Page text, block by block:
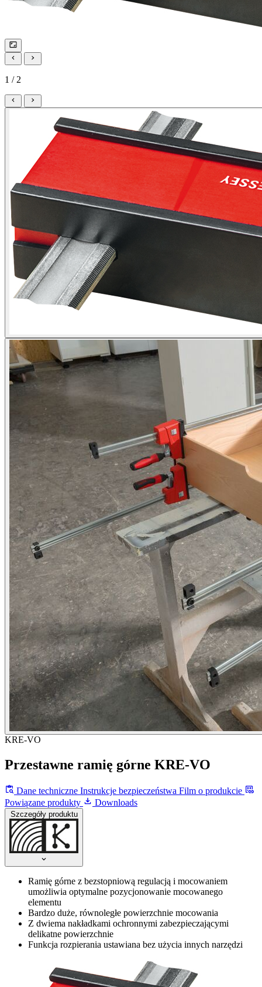
1 / 2
KRE-VO
Przestawne ramię górne KRE-VO
Dane techniczne Instrukcje bezpieczeństwa Film o produkcie
Powiązane produkty
Downloads
Szczegóły produktu
Ramię górne z bezstopniową regulacją i mocowaniem
umożliwia optymalne pozycjonowanie mocowanego
elementu
Bardzo duże, równoległe powierzchnie mocowania
Z dwiema nakładkami ochronnymi zabezpieczającymi
delikatne powierzchnie
Funkcja rozpierania ustawiana bez użycia innych narzędzi